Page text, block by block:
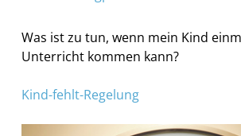
Was ist zu tun, wenn mein Kind
Unterricht kommen kann?
Kind-fehlt-Regelung